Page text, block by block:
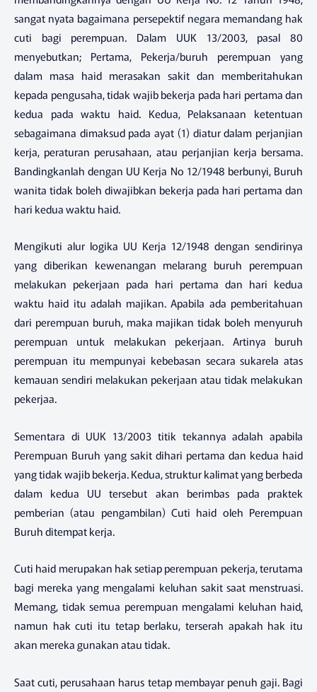
sangat nyata bagaimana persepektif negara memandang hak
cuti bagi perempuan. Dalam UUK 13/2003, pasal 80
menyebutkan; Pertama, Pekerja/buruh perempuan yang
dalam masa haid merasakan sakit dan memberitahukan
kepada pengusaha, tidak wajib bekerja pada hari pertama dan
kedua pada waktu haid. Kedua, Pelaksanaan ketentuan
sebagaimana dimaksud pada ayat (1) diatur dalam perjanjian
kerja, peraturan perusahaan, atau perjanjian kerja bersama.
Bandingkanlah dengan UU Kerja No 12/1948 berbunyi, Buruh
wanita tidak boleh diwajibkan bekerja pada hari pertama dan
hari kedua waktu haid.
Mengikuti alur logika UU Kerja 12/1948 dengan sendirinya
yang diberikan kewenangan melarang buruh perempuan
melakukan pekerjaan pada hari pertama dan hari kedua
waktu haid itu adalah majikan. Apabila ada pemberitahuan
dari perempuan buruh, maka majikan tidak boleh menyuruh
perempuan untuk melakukan pekerjaan. Artinya buruh
perempuan itu mempunyai kebebasan secara sukarela atas
kemauan sendiri melakukan pekerjaan atau tidak melakukan
pekerjaa.
Sementara di UUK 13/2003 titik tekannya adalah apabila
Perempuan Buruh yang sakit dihari pertama dan kedua haid
yang tidak wajib bekerja. Kedua, struktur kalimat yang berbeda
dalam kedua UU tersebut akan berimbas pada praktek
pemberian (atau pengambilan) Cuti haid oleh Perempuan
Buruh ditempat kerja.
Cuti haid merupakan hak setiap perempuan pekerja, terutama
bagi mereka yang mengalami keluhan sakit saat menstruasi.
Memang, tidak semua perempuan mengalami keluhan haid,
namun hak cuti itu tetap berlaku, terserah apakah hak itu
akan mereka gunakan atau tidak.
Saat cuti, perusahaan harus tetap membayar penuh gaji. Bagi